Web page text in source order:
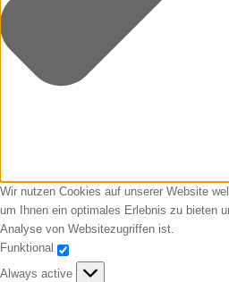
Wir nutzen Cookies auf unserer Website
um Ihnen ein optimales Erlebnis zu bieten
Analyse von Websitezugriffen ist.
Funktional
Funktional
Always active